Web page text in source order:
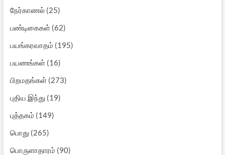
நேர்காணல்(25)
பண்டிகைகள்(62)
பயங்கரவாதம் (195)
பயணங்கள்(16)
பிறமதங்கள்(273)
புதிய இந்து (19)
புத்தகம் (149)
பொது (265)
பொருளாதாரம் (90)